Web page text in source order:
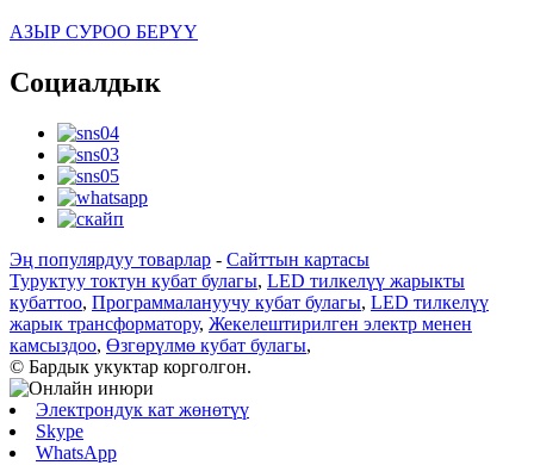
АЗЫР СУРОО БЕРҮҮ
Социалдык
Эң популярдуу товарлар - Сайттын картасы
Туруктуу токтун кубат булагы, LED тилкелүү жарыкты
кубаттоо, Программалануучу кубат булагы, LED тилкелүү
жарык трансформатору, Жекелештирилген электр менен
камсыздоо, Өзгөрүлмө кубат булагы,
© Бардык укуктар корголгон.
Электрондук кат жөнөтүү
Skype
WhatsApp